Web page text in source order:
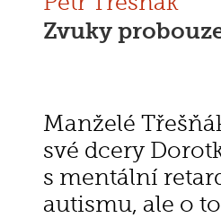
Zvuky
Manželé
své dcery
s mentální
autismu, ale o